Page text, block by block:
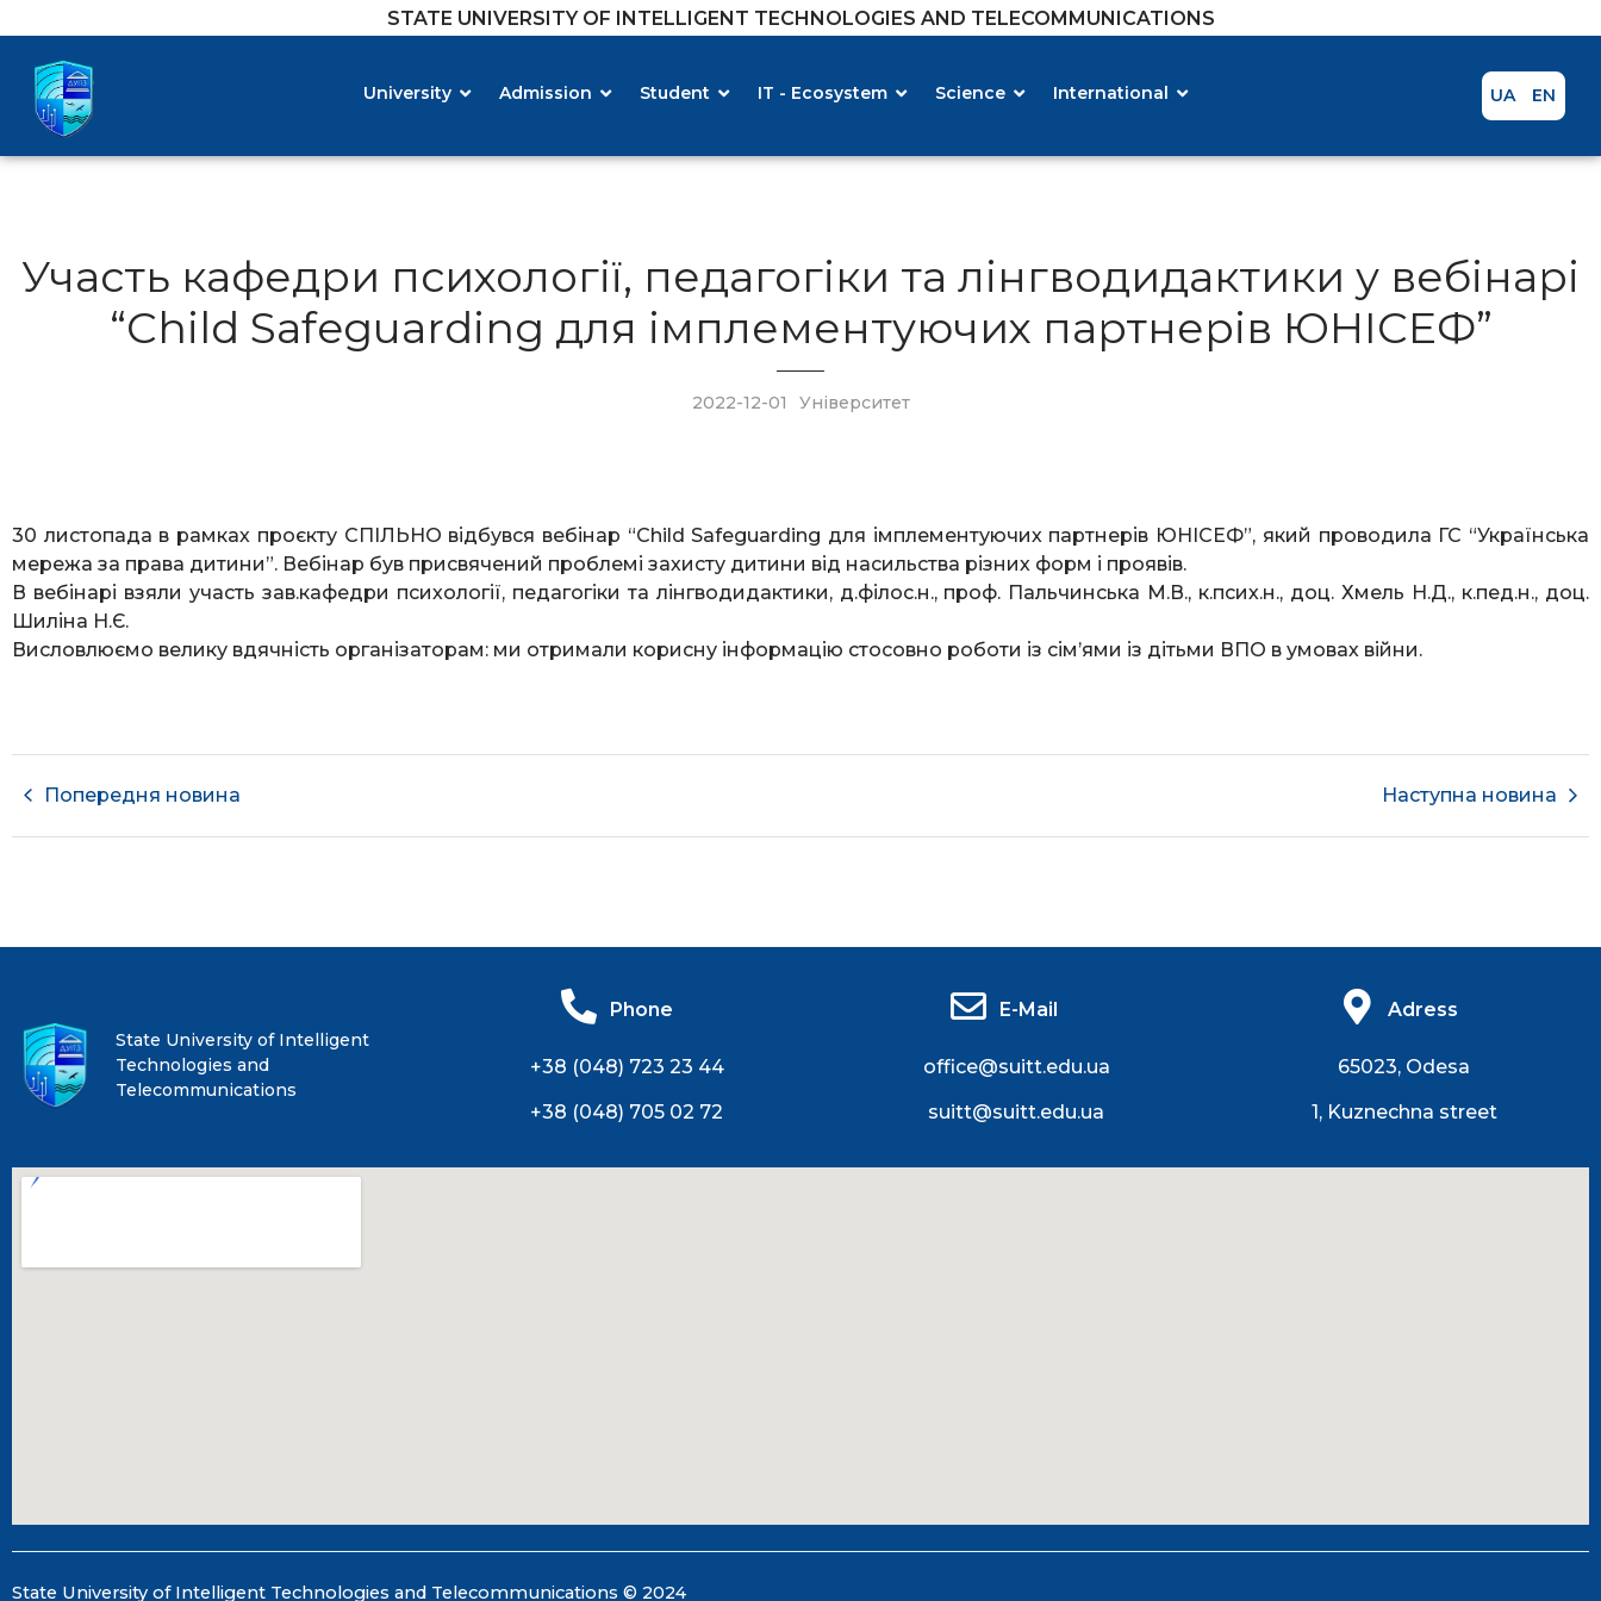
STATE UNIVERSITY OF INTELLIGENT TECHNOLOGIES AND TELECOMMUNICATIONS
University Admission Student IT - Ecosystem Science International UA EN
Участь кафедри психології, педагогіки та лінгводидактики у вебінарі
“Child Safeguarding для імплементуючих партнерів ЮНІСЕФ”
2022-12-01 Університет
30 листопада в рамках проєкту СПІЛЬНО відбувся вебінар “Child Safeguarding для імплементуючих партнерів ЮНІСЕФ”, який проводила ГС “Українська
мережа за права дитини”. Вебінар був присвячений проблемі захисту дитини від насильства різних форм і проявів.
В вебінарі взяли участь зав.кафедри психології, педагогіки та лінгводидактики, д.філос.н., проф. Пальчинська М.В., к.псих.н., доц. Хмель Н.Д., к.пед.н., доц.
Шиліна Н.Є.
Висловлюємо велику вдячність організаторам: ми отримали корисну інформацію стосовно роботи із сім’ями із дітьми ВПО в умовах війни.
Попередня новина Наступна новина
State University of Intelligent
Technologies and
Telecommunications
Phone
+38 (048) 723 23 44
+38 (048) 705 02 72
E-Mail
office@suitt.edu.ua
suitt@suitt.edu.ua
Adress
65023, Odesa
1, Kuznechna street
State University of Intelligent Technologies and Telecommunications © 2024